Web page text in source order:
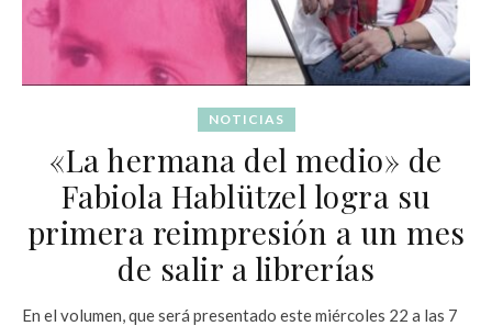
NOTICIAS
«La hermana del medio» de
Fabiola Hablützel logra su
primera reimpresión a un mes
de salir a librerías
En el volumen, que será presentado este miércoles 22 a las 7